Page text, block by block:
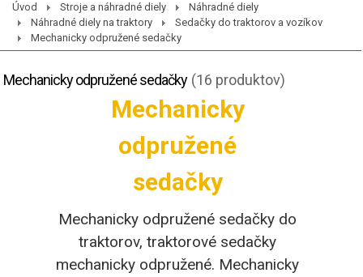
Úvod Stroje a náhradné diely
Náhradné diely
Náhradné diely na traktory
Sedačky do traktorov a vozíkov
Mechanicky odpružené sedačky
Mechanicky odpružené sedačky (16 produktov)
Mechanicky
odpružené
sedačky
Mechanicky odpružené sedačky do
traktorov, traktorové sedačky
mechanicky odpružené. Mechanicky